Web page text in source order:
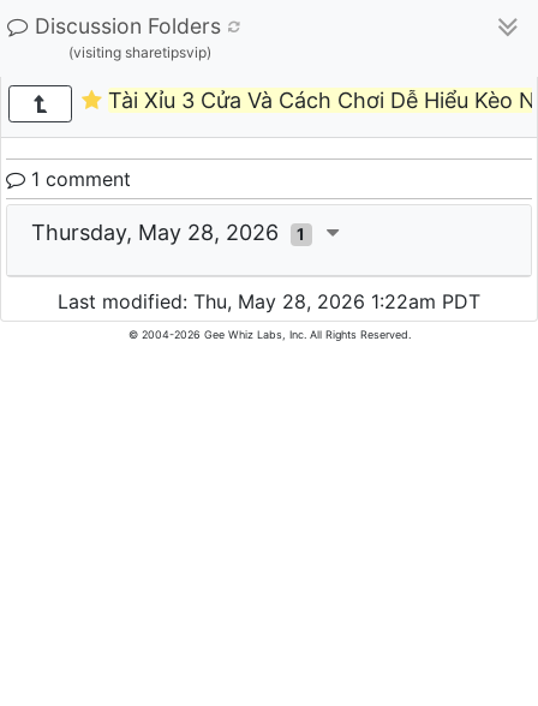
Discussion Folders
(visiting sharetipsvip)
Tài Xỉu 3 Cửa Và Cách Chơi Dễ Hiểu Kèo
1 comment
Thursday, May 28, 2026 1
Last modified: Thu, May 28, 2026 1:22am PDT
© 2004-2026 Gee Whiz Labs, Inc. All Rights Reserved.